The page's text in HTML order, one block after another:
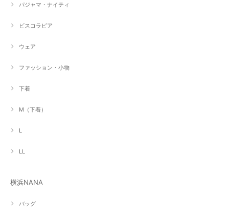
パジャマ・ナイティ
ビスコラピア
ウェア
ファッション・小物
下着
M（下着）
L
LL
横浜NANA
バッグ